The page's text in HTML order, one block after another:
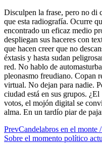
Disculpen la frase, pero no di
que esta radiografía. Ocurre
encontrado un eficaz medio
despliegan sus haceres con
que hacen creer que no
éxtasis y hasta sudan
red. No hablo de
pleonasmo freudiano. Copan
virtual. No dejan para nadie.
ciudad está en sus grupos.
votos, el mojón digital se
alma. En un tardío piar de
PrevCandelabros en el monte
Sobre el momento político